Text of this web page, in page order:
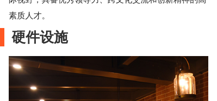
素质人才。
硬件设施